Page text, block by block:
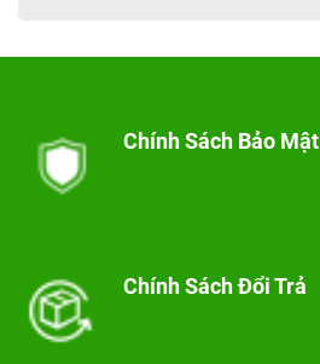
Chính Sách Bảo Mật
Chính Sách Đổi Trả